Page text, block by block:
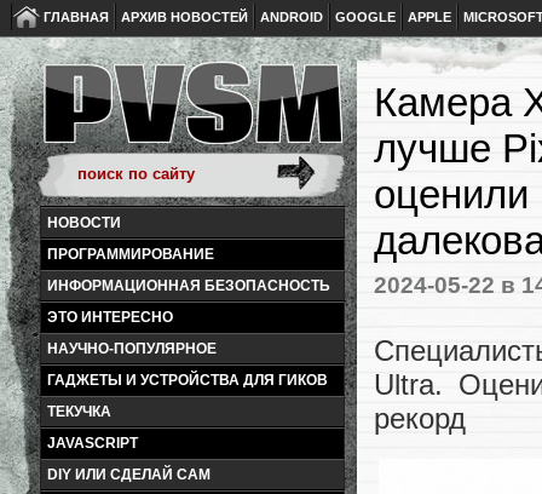
ГЛАВНАЯ АРХИВ НОВОСТЕЙ ANDROID GOOGLE APPLE
НОВОСТИ
ПРОГРАММИРОВАНИЕ
ИНФОРМАЦИОННАЯ БЕЗОПАСНОСТЬ
ЭТО ИНТЕРЕСНО
НАУЧНО-ПОПУЛЯРНОЕ
ГАДЖЕТЫ И УСТРОЙСТВА ДЛЯ ГИКОВ
ТЕКУЧКА
JAVASCRIPT
DIY ИЛИ СДЕЛАЙ САМ
Камера
лучше
оценили
2024-05-22 в
Ultra.
рекорд